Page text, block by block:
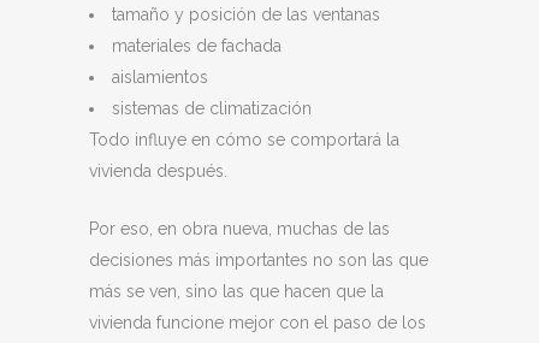
tamaño y posición de las ventanas
materiales de fachada
aislamientos
sistemas de climatización
Todo influye en cómo se comportará la
vivienda después.
Por eso, en obra nueva, muchas de las
decisiones más importantes no son las que
más se ven, sino las que hacen que la
vivienda funcione mejor con el paso de los